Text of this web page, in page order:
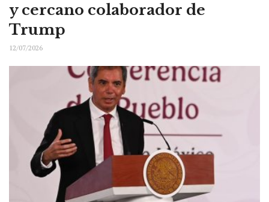
y cercano colaborador de
Trump
12/07/2026